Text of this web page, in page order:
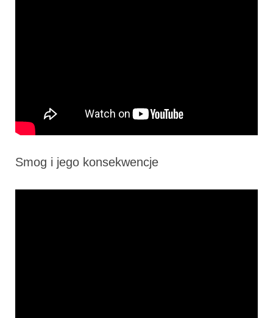
Smog i jego konsekwencje